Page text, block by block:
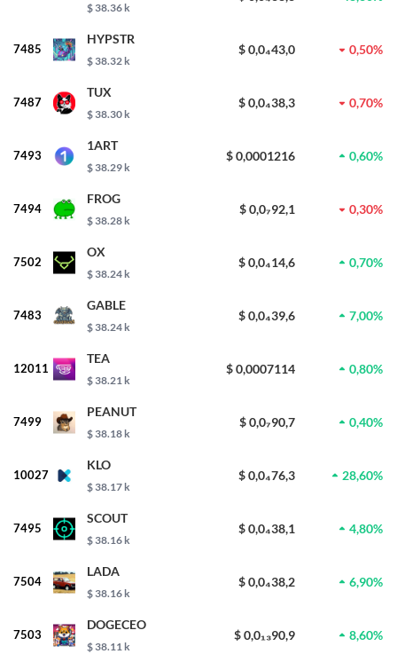
$ 38.36 k
7485
HYPSTR
$ 38.32 k
$ 0,0₄43,0 0,50%
7487
TUX
$ 38.30 k
$ 0,0₄38,3 0,70%
7493
1ART
$ 38.29 k
$ 0,0001216 0,60%
7494
FROG
$ 38.28 k
$ 0,0₇92,1 0,30%
7502
OX
$ 38.24 k
$ 0,0₄14,6 0,70%
7483
GABLE
$ 38.24 k
$ 0,0₄39,6 7,00%
12011
TEA
$ 38.21 k
$ 0,0007114 0,80%
7499
PEANUT
$ 38.18 k
$ 0,0₇90,7 0,40%
10027
KLO
$ 38.17 k
$ 0,0₄76,3 28,60%
7495
SCOUT
$ 38.16 k
$ 0,0₄38,1 4,80%
7504
LADA
$ 38.16 k
$ 0,0₄38,2 6,90%
7503
DOGECEO
$ 38.11 k
$ 0,0₁₃90,9 8,60%